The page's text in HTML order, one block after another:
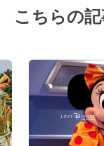
こちらの